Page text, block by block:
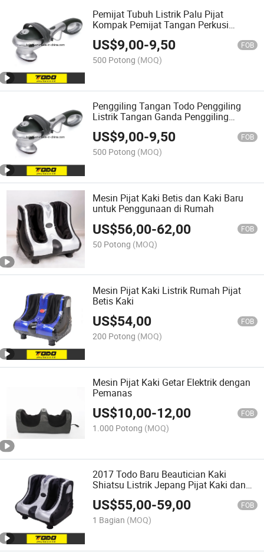
Pemijat Tubuh Listrik Palu Pijat
Kompak Pemijat Tangan Perkusi
dengan Panas
US$9,00-9,50 FOB
500 Potong (MOQ)
Penggiling Tangan Todo Penggiling
Listrik Tangan Ganda Penggiling
Tubuh Pijat Perkusi untuk Pijat Dalam
US$9,00-9,50 FOB
500 Potong (MOQ)
Mesin Pijat Kaki Betis dan Kaki Baru
untuk Penggunaan di Rumah
US$56,00-62,00 FOB
50 Potong (MOQ)
Mesin Pijat Kaki Listrik Rumah Pijat
Betis Kaki
US$54,00 FOB
200 Potong (MOQ)
Mesin Pijat Kaki Getar Elektrik dengan
Pemanas
US$10,00-12,00 FOB
1.000 Potong (MOQ)
2017 Todo Baru Beautician Kaki
Shiatsu Listrik Jepang Pijat Kaki dan
US$55,00-59,00 FOB
1 Bagian (MOQ)